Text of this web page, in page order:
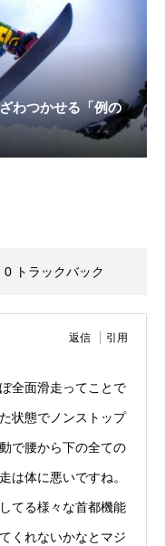
わつかせる「例の
0 トラックバック
返信 引用
全面滑走ってことで
状態でノンストップ
で腰から下の全ての
は体に悪いですね。
てる様々な首都機能
くれないかなとマジ